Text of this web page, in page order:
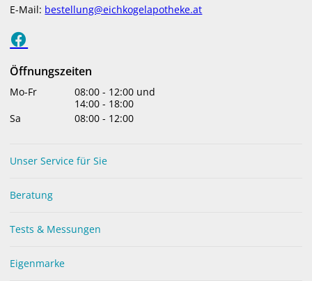
UNSER SERVICE FÜR SIE
Haustees
E-Mail: bestellung@eichkogelapotheke.at
Öffnungszeiten
Mo-Fr 08:00 - 12:00 und
14:00 - 18:00
Sa
08:00 - 12:00
Unser Service für Sie
Beratung
Tests & Messungen
Eigenmarke